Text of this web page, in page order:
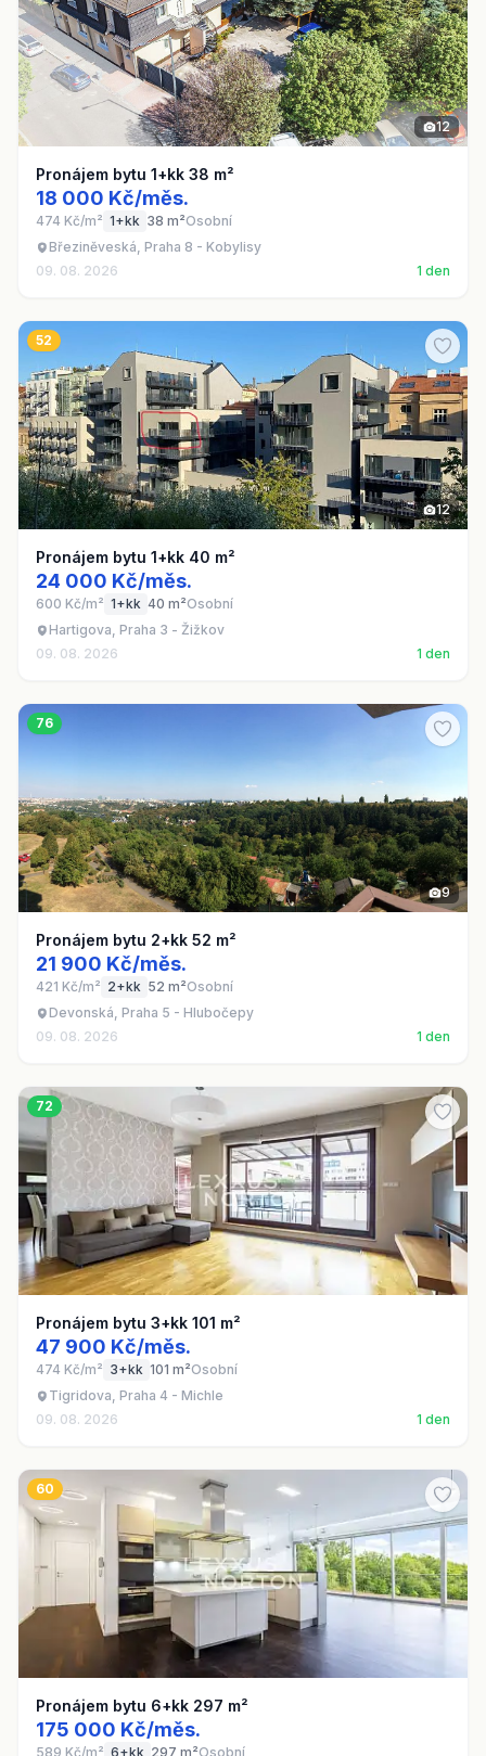
12
Pronájem bytu 1+kk 38 m²
18 000 Kč/měs.
474 Kč/m² 1+kk 38 m²Osobní
Březiněveská, Praha 8 - Kobylisy
09. 08. 2026
1 den
52
12
Pronájem bytu 1+kk 40 m²
24 000 Kč/měs.
600 Kč/m² 1+kk 40 m²Osobní
Hartigova, Praha 3 - Žižkov
09. 08. 2026
1 den
76
9
Pronájem bytu 2+kk 52 m²
21 900 Kč/měs.
421 Kč/m² 2+kk 52 m²Osobní
Devonská, Praha 5 - Hlubočepy
09. 08. 2026
1 den
72
Pronájem bytu 3+kk 101 m²
47 900 Kč/měs.
474 Kč/m² 3+kk 101 m²Osobní
Tigridova, Praha 4 - Michle
09. 08. 2026
1 den
60
Pronájem bytu 6+kk 297 m²
175 000 Kč/měs.
589 Kč/m² 6+kk 297 m²Osobní